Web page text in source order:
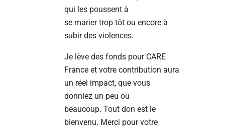
qui les poussent à
se marier trop tôt ou encore à
subir des violences.
Je lève des fonds pour CARE
France et votre contribution aura
un réel impact, que vous
donniez un peu ou
beaucoup. Tout don est le
bienvenu. Merci pour votre